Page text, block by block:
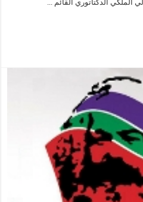
الملكي الدكتاتوري القائم ...